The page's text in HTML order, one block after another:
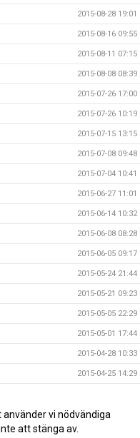
2015-08-28 19:01
2015-08-16 09:55
2015-08-11 07:15
2015-08-08 08:39
2015-07-26 17:00
2015-07-26 10:19
2015-07-15 13:15
2015-07-08 09:48
2015-07-04 10:41
2015-06-27 11:01
2015-06-14 10:32
2015-06-08 08:28
2015-06-05 09:17
2015-05-24 21:44
2015-05-21 09:23
2015-05-05 22:29
2015-05-01 17:44
2015-04-28 10:33
2015-04-25 14:29
2015-04-12 15:54
2015-04-06 11:40
vi nödvändiga
att stänga av.